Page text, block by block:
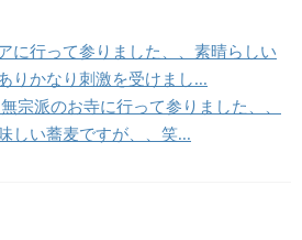
に行って参りました、、素晴らしい
りかなり刺激を受けまし...
宗派のお寺に行って参りました、、
しい蕎麦ですが、、笑...